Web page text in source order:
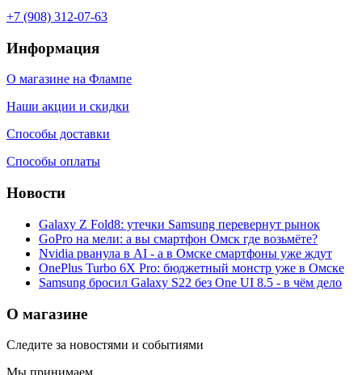
+7 (908) 312-07-63
Информация
О магазине на Флампе
Наши акции и скидки
Способы доставки
Способы оплаты
Новости
Galaxy Z Fold8: утечки Samsung перевернут рынок
GoPro на мели: а вы смартфон Омск где возьмёте?
Nvidia рванула в AI - а в Омске смартфоны уже ждут
OnePlus Turbo 6X Pro: бюджетный монстр уже в Омске
Samsung бросил Galaxy S22 без One UI 8.5 - в чём дело
О магазине
Следите за новостями и событиями